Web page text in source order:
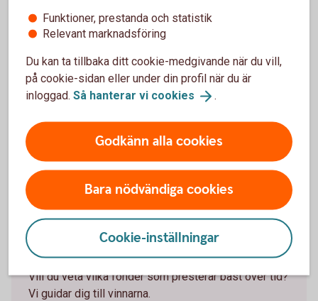
Riskinformation
Investeringar innebär en risk. Fonder kan öka och minska
kraftigt i värde. Faktablad och informationsbroschyr
finns i
Du kanske också är intresserad av
Fonder med bäst avkastning
Vill du veta vilka fonder som presterar bäst över tid?
Vi guidar dig till vinnarna.
Funktioner, prestanda och statistik
Relevant marknadsföring
Du kan ta tillbaka ditt cookie-medgivande när du vill,
på cookie-sidan eller under din profil när du är
inloggad. Så hanterar vi cookies .
Godkänn alla cookies
Bara nödvändiga cookies
Cookie-inställningar